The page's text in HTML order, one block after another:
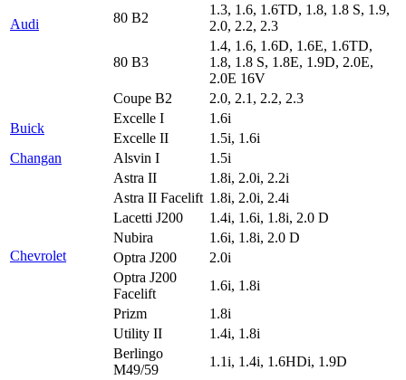
Audi
80 B2
1.3, 1.6, 1.6TD, 1.8, 1.8 S, 1.9,
2.0, 2.2, 2.3
80 B3
1.4, 1.6, 1.6D, 1.6E, 1.6TD,
1.8, 1.8 S, 1.8E, 1.9D, 2.0E,
2.0E 16V
Coupe B2
2.0, 2.1, 2.2, 2.3
Buick
Excelle I
1.6i
Excelle II
1.5i, 1.6i
Changan
Alsvin I 1.5i
Chevrolet
Astra II
1.8i, 2.0i, 2.2i
Astra II Facelift 1.8i, 2.0i, 2.4i
Lacetti J200
1.4i, 1.6i, 1.8i, 2.0 D
Nubira
1.6i, 1.8i, 2.0 D
Optra J200
2.0i
Optra J200
Facelift
1.6i, 1.8i
Prizm
1.8i
Utility II
1.4i, 1.8i
Berlingo
M49/59
1.1i, 1.4i, 1.6HDi, 1.9D